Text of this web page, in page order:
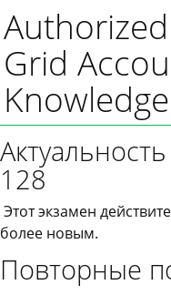
Grid
128
Этот экзамен
более новым.
Повторные